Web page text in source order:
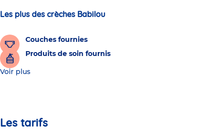
Les plus des crèches Babilou
Couches fournies
Produits de soin fournis
Voir plus
Les tarifs